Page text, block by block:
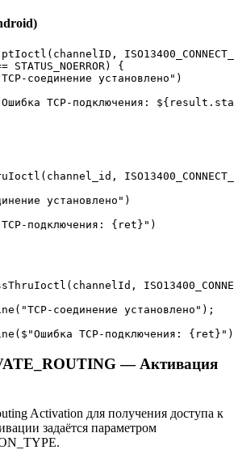
{
соединение установлено")
TCP-подключения:
установлено")
подключения: {ret}")
соединение установлено");
TCP-подключения:
— Активация
Activation для получения доступа к
задаётся параметром